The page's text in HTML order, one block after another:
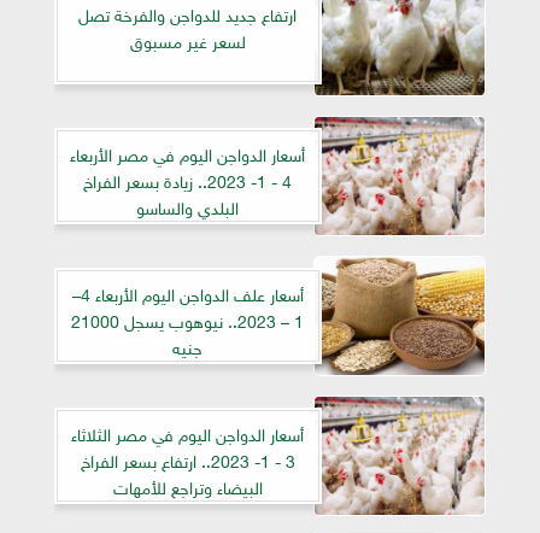
ارتفاع جديد للدواجن والفرخة تصل
لسعر غير مسبوق
أسعار الدواجن اليوم في مصر الأربعاء
4 - 1- 2023.. زيادة بسعر الفراخ
البلدي والساسو
أسعار علف الدواجن اليوم الأربعاء 4–
1 – 2023.. نيوهوب يسجل 21000
جنيه
أسعار الدواجن اليوم في مصر الثلاثاء
3 - 1- 2023.. ارتفاع بسعر الفراخ
البيضاء وتراجع للأمهات